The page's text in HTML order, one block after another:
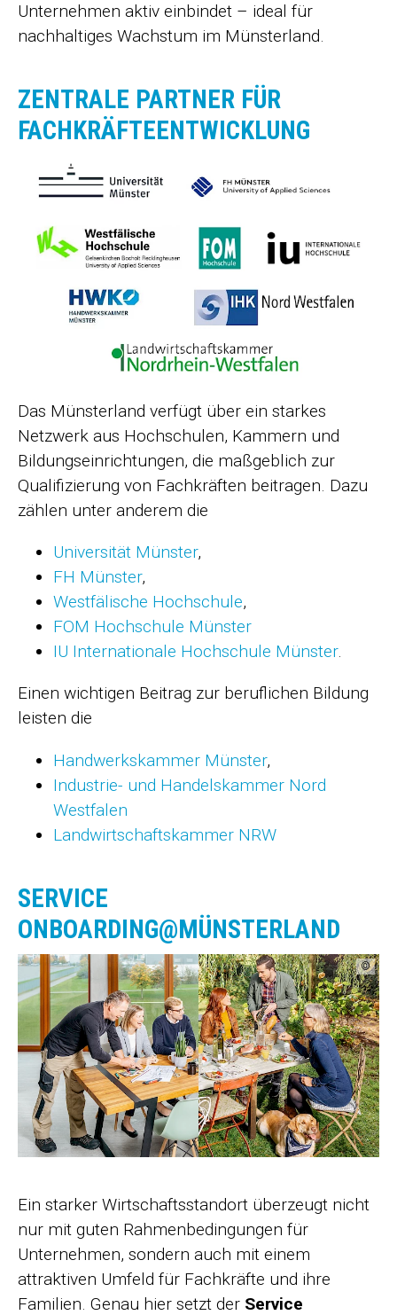
Unternehmen aktiv einbindet – ideal für
nachhaltiges Wachstum im Münsterland.
ZENTRALE PARTNER FÜR
FACHKRÄFTEENTWICKLUNG
Das Münsterland verfügt über ein starkes
Netzwerk aus Hochschulen, Kammern und
Bildungseinrichtungen, die maßgeblich zur
Qualifizierung von Fachkräften beitragen. Dazu
zählen unter anderem die
Universität Münster,
FH Münster,
Westfälische Hochschule,
FOM Hochschule Münster
IU Internationale Hochschule Münster.
Einen wichtigen Beitrag zur beruflichen Bildung
leisten die
Handwerkskammer Münster,
Industrie- und Handelskammer Nord
Westfalen
Landwirtschaftskammer NRW
SERVICE
ONBOARDING@MÜNSTERLAND
©
Ein starker Wirtschaftsstandort überzeugt nicht
nur mit guten Rahmenbedingungen für
Unternehmen, sondern auch mit einem
attraktiven Umfeld für Fachkräfte und ihre
Familien. Genau hier setzt der Service